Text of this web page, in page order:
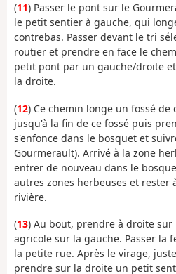
(11) Passer le pont sur le
le petit sentier à gauche, qui
contrebas. Passer devant le tri
routier et prendre en face le
petit pont par un gauche/droite
la droite.
(12) Ce chemin longe un fossé
jusqu'à la fin de ce fossé puis
s'enfonce dans le bosquet et
Gourmerault). Arrivé à la zone
entrer de nouveau dans le
autres zones herbeuses et rester
rivière.
(13) Au bout, prendre à droite
agricole sur la gauche. Passer la
la petite rue. Après le virage,
prendre sur la droite un petit